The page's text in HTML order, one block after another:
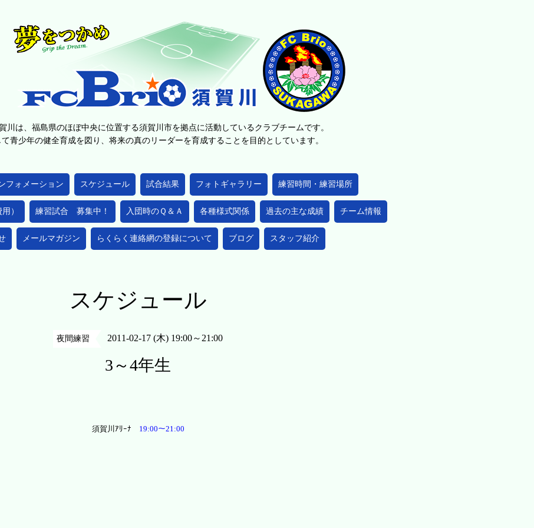
川は、福島県のほぼ中央に位置する須賀川市を拠点に活動しているクラブチームです。
青少年の健全育成を図り、将来の真のリーダーを育成することを目的としています。
フォメーション スケジュール 試合結果 フォトギャラリー 練習時間・練習場所
） 練習試合 募集中！ 入団時のＱ＆Ａ 各種様式関係 過去の主な成績 チーム情報
メールマガジン らくらく連絡網の登録について ブログ スタッフ紹介
スケジュール
夜間練習 2011-02-17 (木) 19:00～21:00
3～4年生
須賀川ｱﾘｰﾅ 19:00～21:00